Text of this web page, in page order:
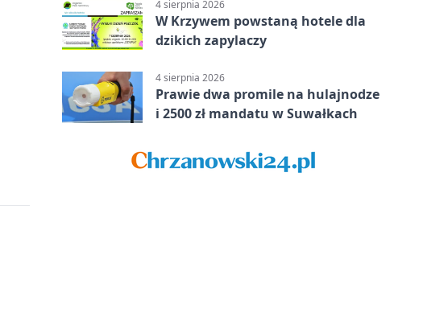
4 sierpnia 2026
W Krzywem powstaną hotele dla
dzikich zapylaczy
4 sierpnia 2026
Prawie dwa promile na hulajnodze
i 2500 zł mandatu w Suwałkach